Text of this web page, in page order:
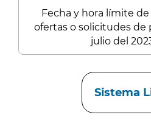
Fecha y hora límite
ofertas o solicitudes de
julio del
Sistema